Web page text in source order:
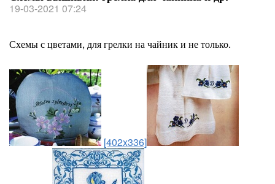
19-03-2021 07:24
Схемы с цветами, для грелки на чайник и не только.
[402x336]